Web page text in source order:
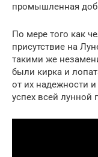
промышленная
По мере того как
присутствие на
такими же
были кирка и
от их надежности
успех всей лунной